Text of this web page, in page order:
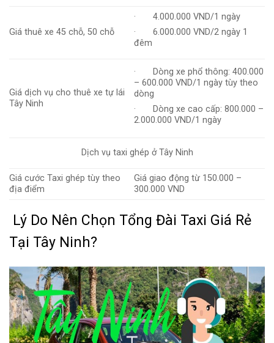
Giá thuê xe 45 chỗ, 50 chỗ
· 4.000.000 VND/1 ngày
· 6.000.000 VND/2 ngày 1
đêm
Giá dịch vụ cho thuê xe tự lái
Tây Ninh
· Dòng xe phổ thông: 400.000
– 600.000 VND/1 ngày tùy theo
dòng
· Dòng xe cao cấp: 800.000 –
2.000.000 VND/1 ngày
Dịch vụ taxi ghép ở Tây Ninh
Giá cước Taxi ghép tùy theo
địa điểm
Giá giao động từ 150.000 –
300.000 VND
Lý Do Nên Chọn Tổng Đài Taxi Giá Rẻ
Tại Tây Ninh?